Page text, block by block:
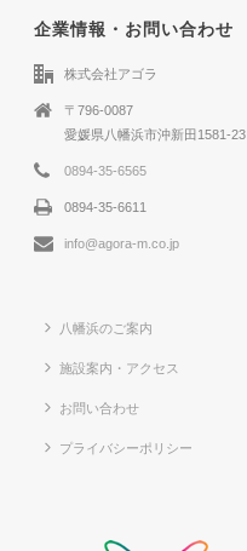
企業情報・お問い合わせ
株式会社アゴラ
〒796-0087
愛媛県八幡浜市沖新田1581-23
0894-35-6565
0894-35-6611
info@agora-m.co.jp
八幡浜のご案内
施設案内・アクセス
お問い合わせ
プライバシーポリシー